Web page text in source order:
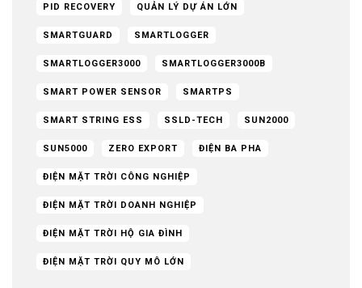
PID RECOVERY QUẢN LÝ DỰ ÁN LỚN
SMARTGUARD SMARTLOGGER
SMARTLOGGER3000 SMARTLOGGER3000B
SMART POWER SENSOR SMARTPS
SMART STRING ESS SSLD-TECH SUN2000
SUN5000 ZERO EXPORT ĐIỆN BA PHA
ĐIỆN MẶT TRỜI CÔNG NGHIỆP
ĐIỆN MẶT TRỜI DOANH NGHIỆP
ĐIỆN MẶT TRỜI HỘ GIA ĐÌNH
ĐIỆN MẶT TRỜI QUY MÔ LỚN